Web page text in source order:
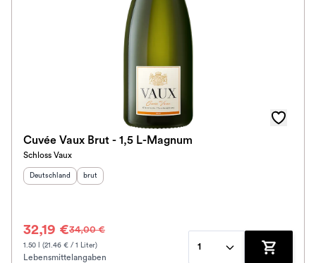
Cuvée Vaux Brut - 1,5 L-Magnum
Schloss Vaux
Herkunftsland
Deutschland Geschmack
brut
32,19 €34,00 €
1.50 l (21.46 € / 1 Liter)
Lebensmittelangaben
1
Zum